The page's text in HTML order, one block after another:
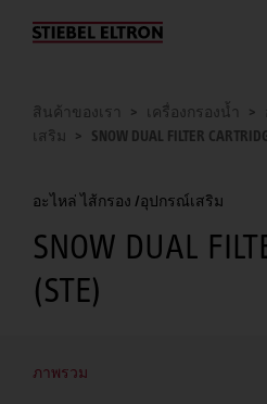
เกี่ยวกับองค์กร
สินค้าของเรา เครื่องกรองน้ำ
เสริม
SNOW DUAL FILTER
อะไหล่ ไส้กรอง /อุปกรณ์เสริม
SNOW DUAL
(STE)
ภาพรวม